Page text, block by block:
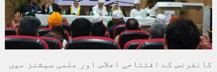
کانفرنس کے افتتاحی اجلاس اور علمی سیشنز میں